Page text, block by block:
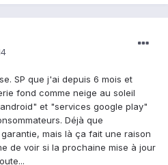
SP que j'ai depuis 6 mois et
fond comme neige au soleil
et "services google play"
Déjà que
mais là ça fait une raison
de voir si la prochaine mise à jour